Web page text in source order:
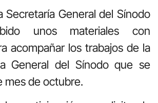
Secretaría General del Sínodo
unos materiales con
acompañar los trabajos de la
General del Sínodo que se
mes de octubre.